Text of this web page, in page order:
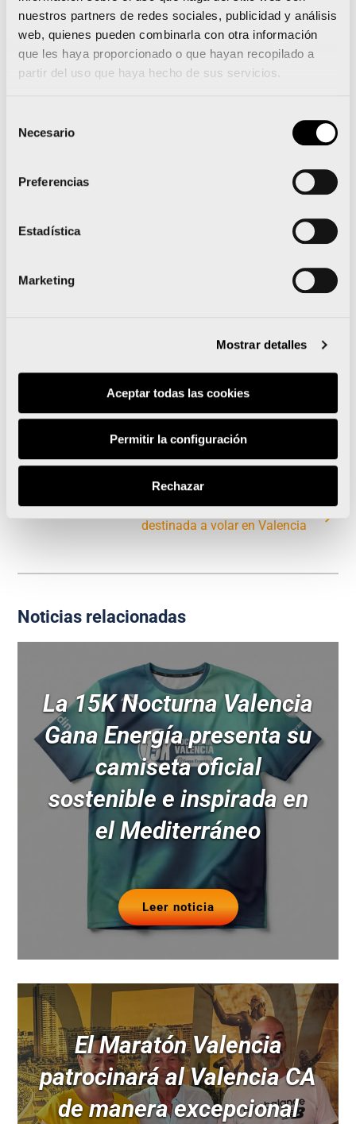
nuestros partners de redes sociales, publicidad y análisis
web, quienes pueden combinarla con otra información
que les haya proporcionado o que hayan recopilado a
partir del uso que haya hecho de sus servicios.
Necesario
Preferencias
Estadística
Marketing
Mostrar detalles
Aceptar todas las cookies
Permitir la configuración
Rechazar
Valencia celebra su Global Running Day más
sostenible en el Día del Medio Ambiente
Luanvi y el Medio Maratón crean la camiseta
destinada a volar en Valencia
Noticias relacionadas
La 15K Nocturna Valencia
Gana Energía presenta su
camiseta oficial
sostenible e inspirada en
el Mediterráneo
Leer noticia
El Maratón Valencia
patrocinará al Valencia CA
de manera excepcional